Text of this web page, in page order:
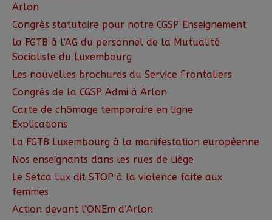
Arlon
Congrès statutaire pour notre CGSP Enseignement
la FGTB à l’AG du personnel de la Mutualité
Socialiste du Luxembourg
Les nouvelles brochures du Service Frontaliers
Congrès de la CGSP Admi à Arlon
Carte de chômage temporaire en ligne
Explications
La FGTB Luxembourg à la manifestation européenne
Nos enseignants dans les rues de Liège
Le Setca Lux dit STOP à la violence faite aux
femmes
Action devant l’ONEm d’Arlon